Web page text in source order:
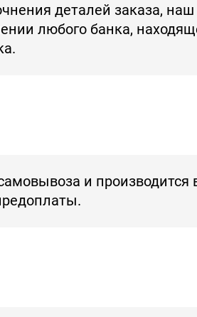
деталей заказа,
любого банка,
.
и